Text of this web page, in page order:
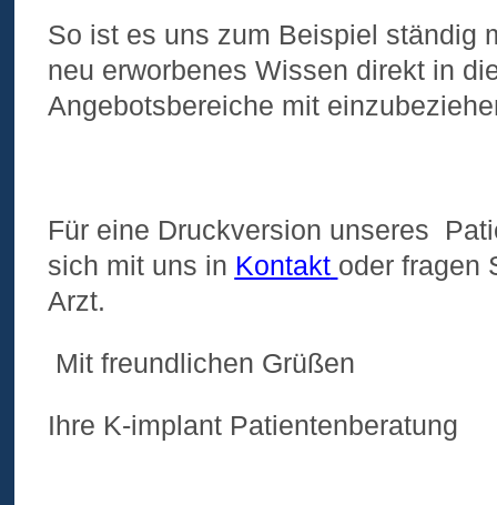
So ist es uns zum Beispiel ständig
neu erworbenes Wissen direkt in
Angebotsbereiche mit
Für eine Druckversion unseres
sich mit uns in Kontakt oder fragen
Arzt.
Mit freundlichen Grüßen
Ihre K-implant Patientenberatung